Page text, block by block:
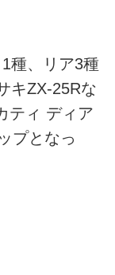
種、リア3種
キZX-25Rな
ティ ディア
プとなっ